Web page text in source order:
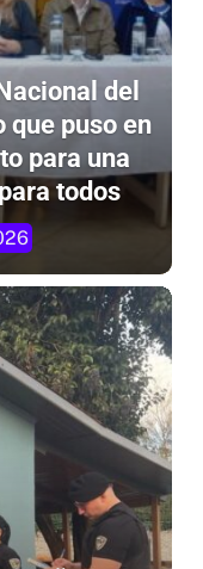
del
puso en
para una
todos
cuñado, lo